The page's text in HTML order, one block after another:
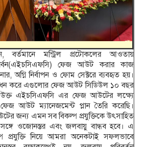
বর্তমানে মন্ট্রিল প্রটোকলের আওতায়
ফেজ আউট করার কাজ
অগ্নি নির্বাপন ও ফোম সেক্টরে ব্যবহৃত হয়।
করে এগুলোর ফেজ আউট সিডিউল ১০ বছর
উক্ত এইচসিএফসি এর ফেজ আউটের লক্ষ্যে
আউট ম্যানেজমেন্ট প্লান তৈরি করেছি।
জন্য এমন সব বিকল্প প্রযুক্তিকে উৎসাহিত
ওজোনস্তর এবং জলবায়ু বান্ধব হবে। এ
প্রযুক্তি নিয়ে আমরা অনেকটাই সফলভাবে